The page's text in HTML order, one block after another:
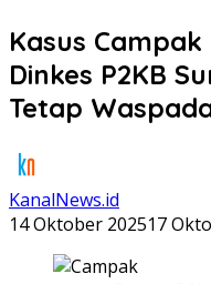
Kasus
Dinkes P2KB
Tetap
KanalNews.id
14 Oktober 202517